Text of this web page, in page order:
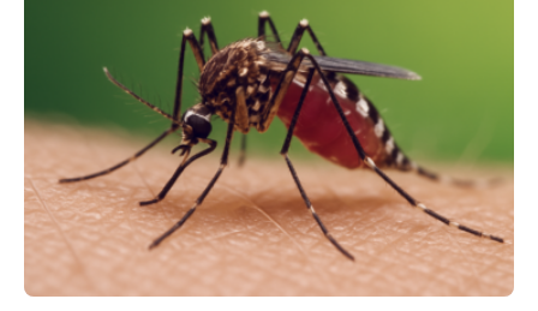
Grünalgen, die vor Hunderten von Millionen Jahren
lebten. Unter den Vorfahren sticht eine Gruppe heraus,
die noch heute in der Natur vorkommt: die
Süßwasseralge Coleochaetophyceae. Einige Arten
dieser Gruppe bilden aus Zellfäden dichte Geflechte
mit scheibenförmiger Gestalt. Was auffällig ist: Die
nächsten…